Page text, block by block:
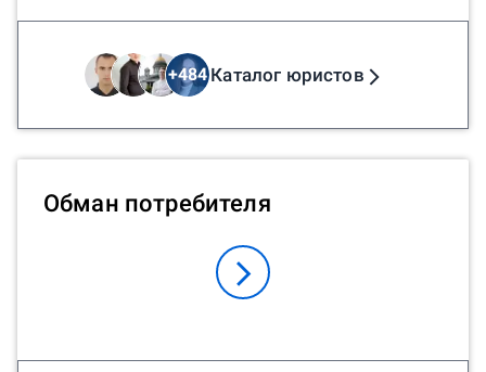
+484Каталог юристов
Обман потребителя